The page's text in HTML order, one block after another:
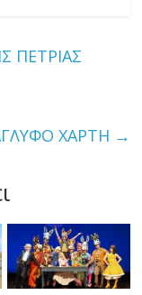
ΠΕΤΡΙΑΣ
ΧΑΡΤΗ →